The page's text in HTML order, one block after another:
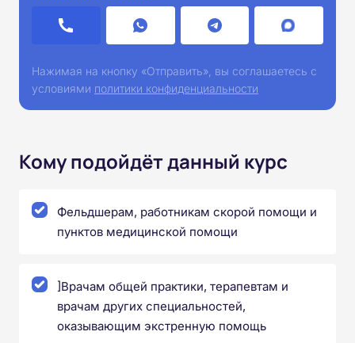
Нажимая на кнопку «Отправить», вы соглашаетесь с
условиями политики конфиденциальности
Кому подойдёт данный курс
Фельдшерам, работникам скорой помощи и
пунктов медицинской помощи
]Врачам общей практики, терапевтам и
врачам других специальностей,
оказывающим экстренную помощь